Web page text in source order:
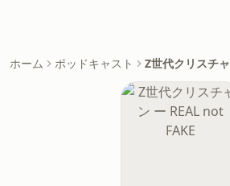
ホーム ポッドキャスト Z世代クリスチ